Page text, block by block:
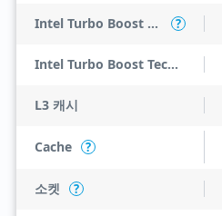
Intel Turbo Boost Technology ?
Intel Turbo Boost Technology 2.0 Frequency
L3 캐시
Cache ?
소켓 ?